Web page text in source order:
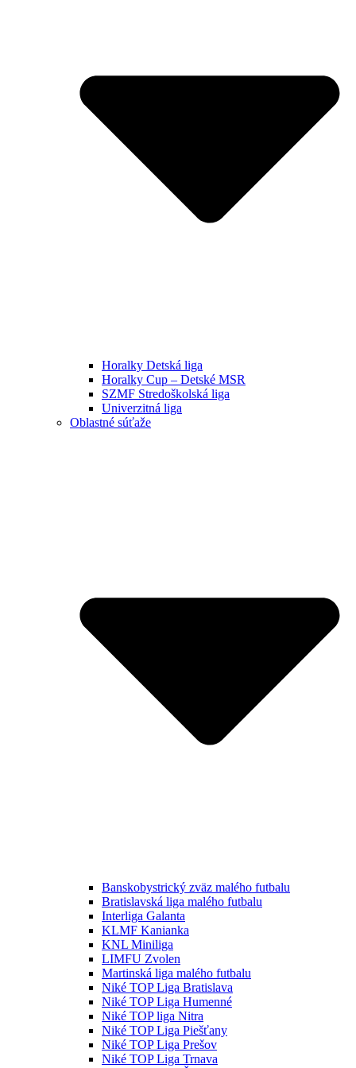
Horalky Detská liga
Horalky Cup – Detské MSR
SZMF Stredoškolská liga
Univerzitná liga
Oblastné súťaže
Banskobystrický zväz malého futbalu
Bratislavská liga malého futbalu
Interliga Galanta
KLMF Kanianka
KNL Miniliga
LIMFU Zvolen
Martinská liga malého futbalu
Niké TOP Liga Bratislava
Niké TOP Liga Humenné
Niké TOP liga Nitra
Niké TOP Liga Piešťany
Niké TOP Liga Prešov
Niké TOP Liga Trnava